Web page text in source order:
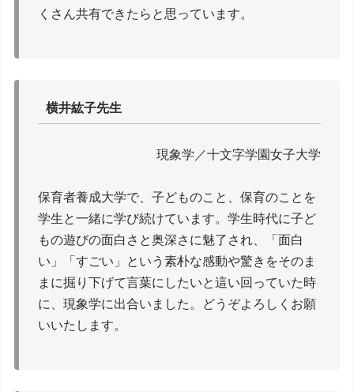
くさん共有できたらと思っています。
横井紘子先生
現象学／十文字学園女子大学
保育者養成大学で、子どものこと、保育のことを
学生と一緒に学び続けています。学生時代に子ど
もの遊びの面白さと奥深さに魅了され、「面白
い」「すごい」という素朴な感動や驚きをそのま
まに掘り下げて言葉にしたいと這い回っていた時
に、現象学に出合いました。どうぞよろしくお願
いいたします。